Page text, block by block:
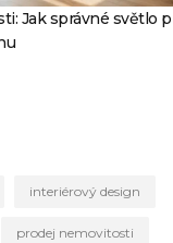
Jak správné světlo
interiérový design
prodej nemovitosti